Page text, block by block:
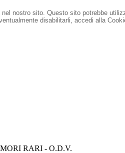
nostro sito. Questo sito potrebbe
disabilitarli, accedi alla
RARI - O.D.V.